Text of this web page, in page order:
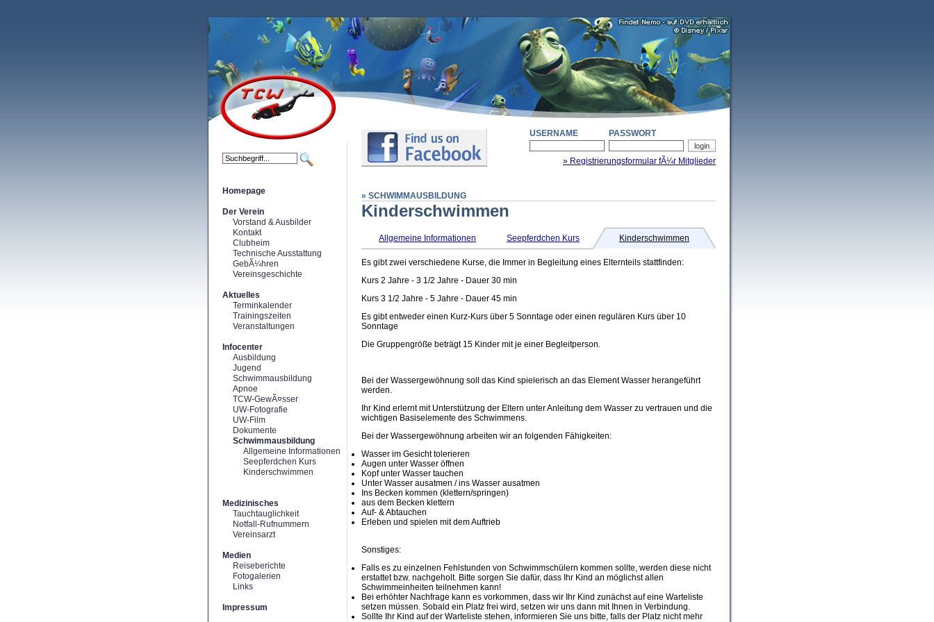
Homepage
Der Verein
Vorstand & Ausbilder
Kontakt
Clubheim
Technische Ausstattung
GebÃ¼hren
Vereinsgeschichte
Aktuelles
Terminkalender
Trainingszeiten
Veranstaltungen
Infocenter
Ausbildung
Jugend
Schwimmausbildung
Apnoe
TCW-GewÃ¤sser
UW-Fotografie
UW-Film
Dokumente
Schwimmausbildung
Allgemeine Informationen
Seepferdchen Kurs
Kinderschwimmen
Medizinisches
Tauchtauglichkeit
Notfall-Rufnummern
Vereinsarzt
Medien
Reiseberichte
Fotogalerien
Links
Impressum
USERNAME PASSWORT
» Registrierungsformular fÃ¼r Mitglieder
» SCHWIMMAUSBILDUNG
Kinderschwimmen
Allgemeine Informationen Seepferdchen Kurs Kinderschwimmen
Es gibt zwei verschiedene Kurse, die Immer in Begleitung eines Elternteils stattfinden:
Kurs 2 Jahre - 3 1/2 Jahre - Dauer 30 min
Kurs 3 1/2 Jahre - 5 Jahre - Dauer 45 min
Es gibt entweder einen Kurz-Kurs über 5 Sonntage oder einen regulären Kurs über 10
Sonntage
Die Gruppengröße beträgt 15 Kinder mit je einer Begleitperson.
Bei der Wassergewöhnung soll das Kind spielerisch an das Element Wasser herangeführt
werden.
Ihr Kind erlernt mit Unterstützung der Eltern unter Anleitung dem Wasser zu vertrauen und die
wichtigen Basiselemente des Schwimmens.
Bei der Wassergewöhnung arbeiten wir an folgenden Fähigkeiten:
Wasser im Gesicht tolerieren
Augen unter Wasser öffnen
Kopf unter Wasser tauchen
Unter Wasser ausatmen / ins Wasser ausatmen
Ins Becken kommen (klettern/springen)
aus dem Becken klettern
Auf- & Abtauchen
Erleben und spielen mit dem Auftrieb
Sonstiges:
Falls es zu einzelnen Fehlstunden von Schwimmschülern kommen sollte, werden diese nicht
erstattet bzw. nachgeholt. Bitte sorgen Sie dafür, dass Ihr Kind an möglichst allen
Schwimmeinheiten teilnehmen kann!
Bei erhöhter Nachfrage kann es vorkommen, dass wir Ihr Kind zunächst auf eine Warteliste
setzen müssen. Sobald ein Platz frei wird, setzen wir uns dann mit Ihnen in Verbindung.
Sollte Ihr Kind auf der Warteliste stehen, informieren Sie uns bitte, falls der Platz nicht mehr